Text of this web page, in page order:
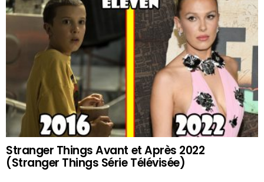
Stranger Things Avant et Après 2022
(Stranger Things Série Télévisée)